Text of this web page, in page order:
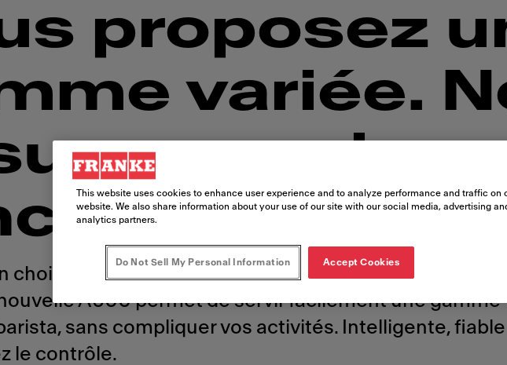
proposez
variée.
un bon
choix plus vaste à vos clients, déchargez votre
A600 permet de servir facilement une gamme
sans compliquer vos activités. Intelligente,
le contrôle.
This website uses cookies to enhance user experience and to analyze performance and traffic on
website. We also share information about your use of our site with our social media, advertising
analytics partners.
Do Not Sell My Personal Information Accept Cookies